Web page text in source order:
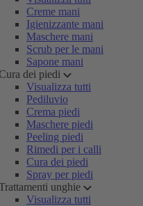
Creme mani
Igienizzante mani
Maschere mani
Scrub per le mani
Sapone mani
dei piedi
Visualizza tutti
Pediluvio
Crema piedi
Maschere piedi
Peeling piedi
Rimedi per i calli
Cura dei piedi
Spray per piedi
unghie
Visualizza tutti